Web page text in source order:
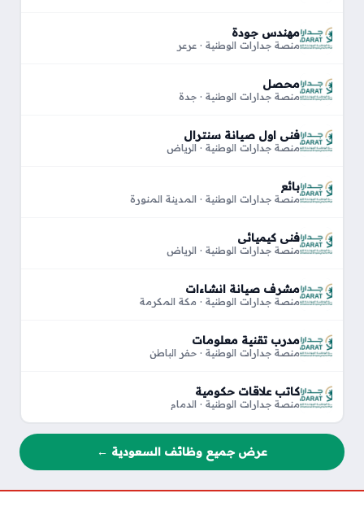
مهندس جودة
منصة جدارات الوطنية · عرعر
محصل
منصة جدارات الوطنية · جدة
فني اول صيانة سنترال
منصة جدارات الوطنية · الرياض
بائع
منصة جدارات الوطنية · المدينة المنورة
فني كيميائي
منصة جدارات الوطنية · الرياض
مشرف صيانة انشاءات
منصة جدارات الوطنية · مكة المكرمة
مدرب تقنية معلومات
منصة جدارات الوطنية · حفر الباطن
كاتب علاقات حكومية
منصة جدارات الوطنية · الدمام
عرض جميع وظائف السعودية ←